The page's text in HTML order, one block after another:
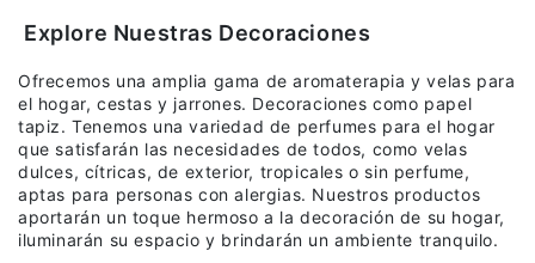
Explore Nuestras Decoraciones
Ofrecemos una amplia gama de aromaterapia y velas para
el hogar, cestas y jarrones. Decoraciones como papel
tapiz. Tenemos una variedad de perfumes para el hogar
que satisfarán las necesidades de todos, como velas
dulces, cítricas, de exterior, tropicales o sin perfume,
aptas para personas con alergias. Nuestros productos
aportarán un toque hermoso a la decoración de su hogar,
iluminarán su espacio y brindarán un ambiente tranquilo.